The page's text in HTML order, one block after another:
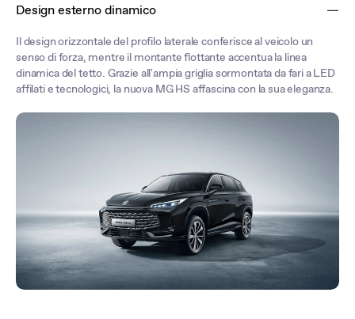
Design esterno dinamico
Il design orizzontale del profilo laterale conferisce al veicolo un
senso di forza, mentre il montante flottante accentua la linea
dinamica del tetto. Grazie all'ampia griglia sormontata da fari a LED
affilati e tecnologici, la nuova MG HS affascina con la sua eleganza.